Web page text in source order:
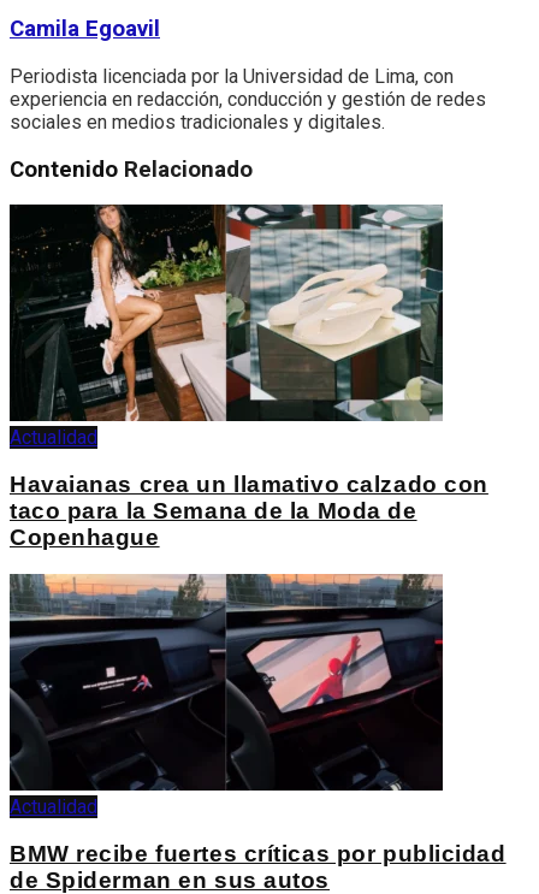
Camila Egoavil
Periodista licenciada por la Universidad de Lima, con
experiencia en redacción, conducción y gestión de redes
sociales en medios tradicionales y digitales.
Contenido Relacionado
Actualidad
Havaianas crea un llamativo calzado con
taco para la Semana de la Moda de
Copenhague
Actualidad
BMW recibe fuertes críticas por publicidad
de Spiderman en sus autos